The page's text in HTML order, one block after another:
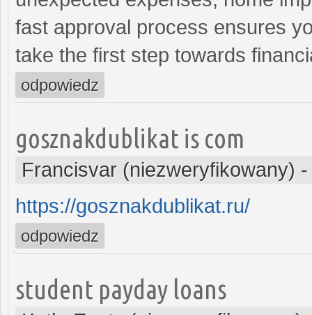
fast approval process ensures
take the first step towards
odpowiedz
gosznakdublikat is com
Francisvar (niezweryfikowany)
https://gosznakdublikat.ru/
odpowiedz
student payday loans